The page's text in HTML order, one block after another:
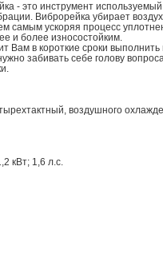
- это инструмент
Виброрейка убирает
самым ускоряя процесс
и более износостойким.
Вам в короткие сроки
забивать себе голову
воздушного
кВт; 1,6 л.с.